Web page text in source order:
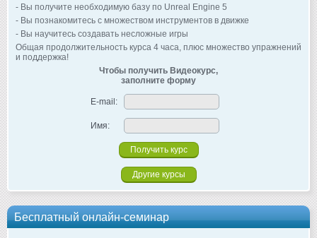
- Вы получите необходимую базу по Unreal Engine 5
- Вы познакомитесь с множеством инструментов в движке
- Вы научитесь создавать несложные игры
Общая продолжительность курса 4 часа, плюс множество упражнений
и поддержка!
Чтобы получить Видеокурс,
заполните форму
E-mail:
Имя:
Другие курсы
Бесплатный онлайн-семинар